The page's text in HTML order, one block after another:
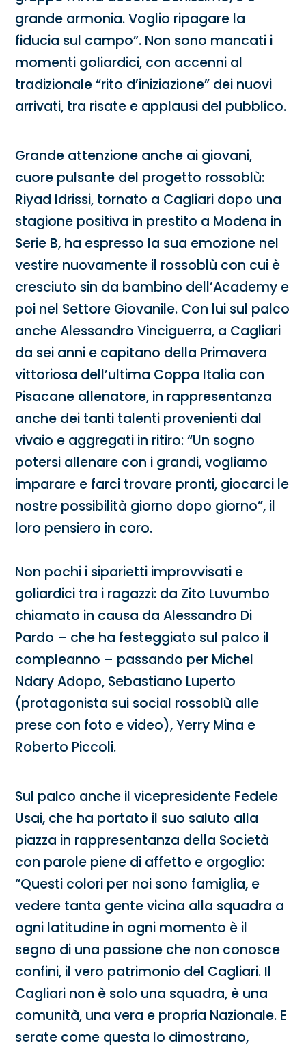
grande armonia. Voglio ripagare la
fiducia sul campo”. Non sono mancati i
momenti goliardici, con accenni al
tradizionale “rito d’iniziazione” dei nuovi
arrivati, tra risate e applausi del pubblico.
Grande attenzione anche ai giovani,
cuore pulsante del progetto rossoblù:
Riyad Idrissi, tornato a Cagliari dopo una
stagione positiva in prestito a Modena in
Serie B, ha espresso la sua emozione nel
vestire nuovamente il rossoblù con cui è
cresciuto sin da bambino dell’Academy e
poi nel Settore Giovanile. Con lui sul palco
anche Alessandro Vinciguerra, a Cagliari
da sei anni e capitano della Primavera
vittoriosa dell’ultima Coppa Italia con
Pisacane allenatore, in rappresentanza
anche dei tanti talenti provenienti dal
vivaio e aggregati in ritiro: “Un sogno
potersi allenare con i grandi, vogliamo
imparare e farci trovare pronti, giocarci le
nostre possibilità giorno dopo giorno”, il
loro pensiero in coro.
Non pochi i siparietti improvvisati e
goliardici tra i ragazzi: da Zito Luvumbo
chiamato in causa da Alessandro Di
Pardo – che ha festeggiato sul palco il
compleanno – passando per Michel
Ndary Adopo, Sebastiano Luperto
(protagonista sui social rossoblù alle
prese con foto e video), Yerry Mina e
Roberto Piccoli.
Sul palco anche il vicepresidente Fedele
Usai, che ha portato il suo saluto alla
piazza in rappresentanza della Società
con parole piene di affetto e orgoglio:
“Questi colori per noi sono famiglia, e
vedere tanta gente vicina alla squadra a
ogni latitudine in ogni momento è il
segno di una passione che non conosce
confini, il vero patrimonio del Cagliari. Il
Cagliari non è solo una squadra, è una
comunità, una vera e propria Nazionale. E
serate come questa lo dimostrano,